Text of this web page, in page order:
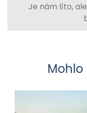
Je nám líto,